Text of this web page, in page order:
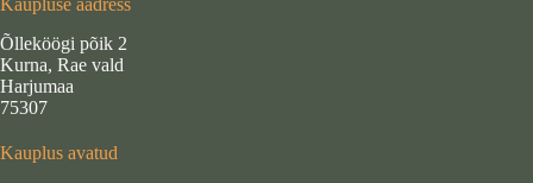
Kaupluse aadress
Õlleköögi põik 2
Kurna, Rae vald
Harjumaa
75307
Kauplus avatud